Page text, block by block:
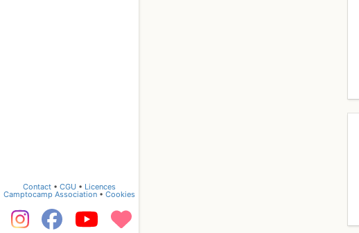
Contact • CGU • Licences
Camptocamp Association • Cookies